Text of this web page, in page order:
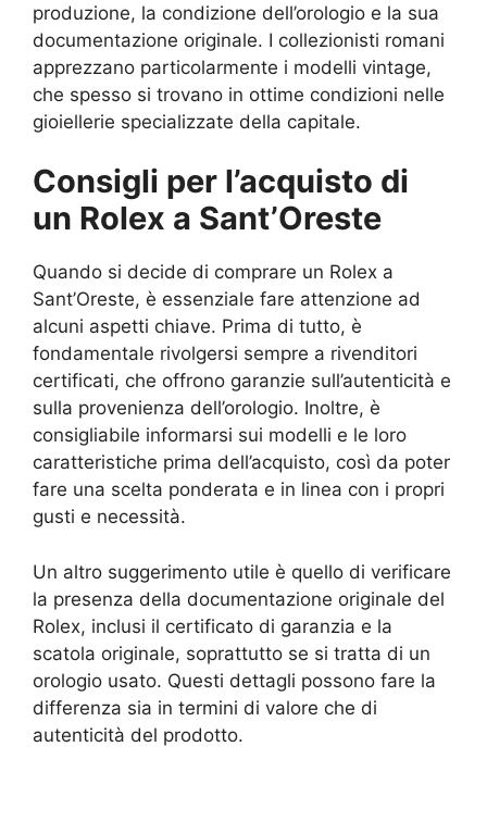
produzione, la condizione dell’orologio e la sua
documentazione originale. I collezionisti romani
apprezzano particolarmente i modelli vintage,
che spesso si trovano in ottime condizioni nelle
gioiellerie specializzate della capitale.
Consigli per l’acquisto di
un Rolex a Sant’Oreste
Quando si decide di comprare un Rolex a
Sant’Oreste, è essenziale fare attenzione ad
alcuni aspetti chiave. Prima di tutto, è
fondamentale rivolgersi sempre a rivenditori
certificati, che offrono garanzie sull’autenticità e
sulla provenienza dell’orologio. Inoltre, è
consigliabile informarsi sui modelli e le loro
caratteristiche prima dell’acquisto, così da poter
fare una scelta ponderata e in linea con i propri
gusti e necessità.
Un altro suggerimento utile è quello di verificare
la presenza della documentazione originale del
Rolex, inclusi il certificato di garanzia e la
scatola originale, soprattutto se si tratta di un
orologio usato. Questi dettagli possono fare la
differenza sia in termini di valore che di
autenticità del prodotto.